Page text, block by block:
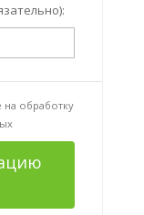
на обработку